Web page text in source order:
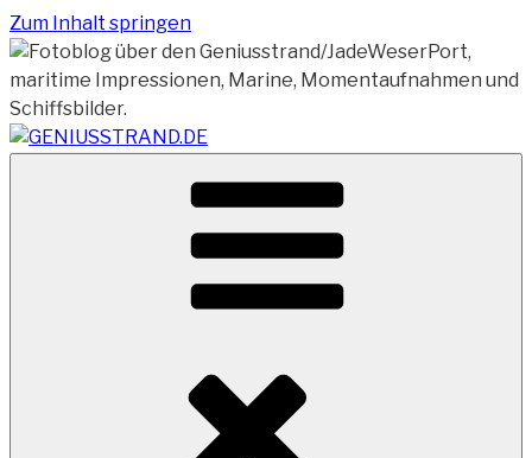
Zum Inhalt springen
GENIUSSTRAND.DE
Vom Geniusstrand zum JadeWeserPort/Container
Terminal Wilhelmshaven